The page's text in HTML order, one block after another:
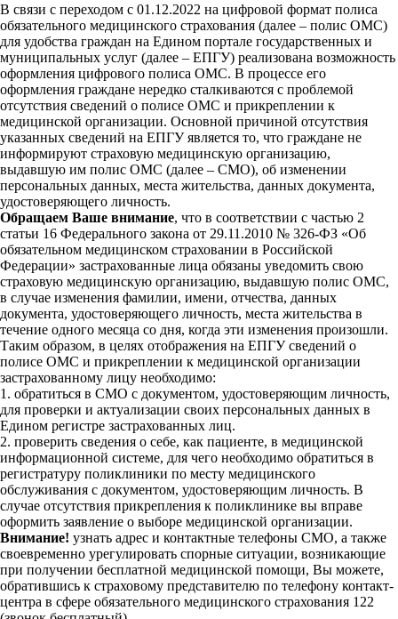
В связи с переходом c 01.12.2022 на цифровой формат полиса
обязательного медицинского страхования (далее – полис ОМС)
для удобства граждан на Едином портале государственных и
муниципальных услуг (далее – ЕПГУ) реализована возможность
оформления цифрового полиса ОМС. В процессе его
оформления граждане нередко сталкиваются с проблемой
отсутствия сведений о полисе ОМС и прикреплении к
медицинской организации. Основной причиной отсутствия
указанных сведений на ЕПГУ является то, что граждане не
информируют страховую медицинскую организацию,
выдавшую им полис ОМС (далее – СМО), об изменении
персональных данных, места жительства, данных документа,
удостоверяющего личность.
Обращаем Ваше внимание, что в соответствии с частью 2
статьи 16 Федерального закона от 29.11.2010 № 326-ФЗ «Об
обязательном медицинском страховании в Российской
Федерации» застрахованные лица обязаны уведомить свою
страховую медицинскую организацию, выдавшую полис ОМС,
в случае изменения фамилии, имени, отчества, данных
документа, удостоверяющего личность, места жительства в
течение одного месяца со дня, когда эти изменения произошли.
Таким образом, в целях отображения на ЕПГУ сведений о
полисе ОМС и прикреплении к медицинской организации
застрахованному лицу необходимо:
1. обратиться в СМО с документом, удостоверяющим личность,
для проверки и актуализации своих персональных данных в
Едином регистре застрахованных лиц.
2. проверить сведения о себе, как пациенте, в медицинской
информационной системе, для чего необходимо обратиться в
регистратуру поликлиники по месту медицинского
обслуживания с документом, удостоверяющим личность. В
случае отсутствия прикрепления к поликлинике вы вправе
оформить заявление о выборе медицинской организации.
Внимание! узнать адрес и контактные телефоны СМО, а также
своевременно урегулировать спорные ситуации, возникающие
при получении бесплатной медицинской помощи, Вы можете,
обратившись к страховому представителю по телефону контакт-
центра в сфере обязательного медицинского страхования 122